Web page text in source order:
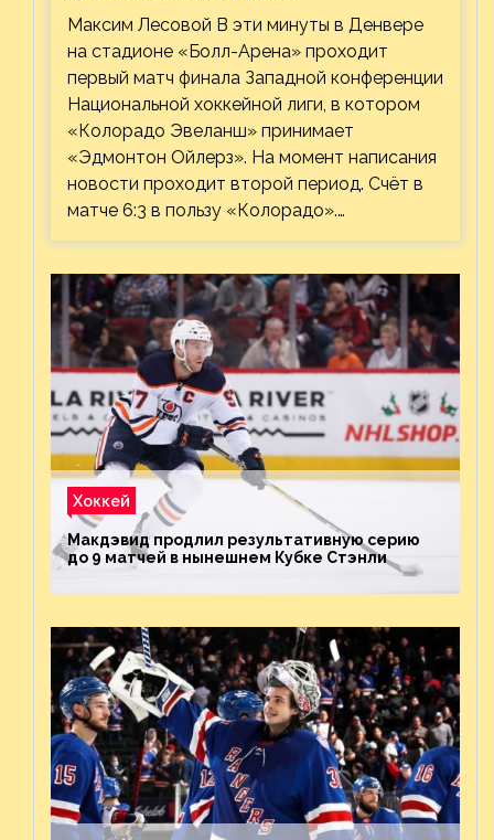
Максим Лесовой В эти минуты в Денвере
на стадионе «Болл-Арена» проходит
первый матч финала Западной конференции
Национальной хоккейной лиги, в котором
«Колорадо Эвеланш» принимает
«Эдмонтон Ойлерз». На момент написания
новости проходит второй период. Счёт в
матче 6:3 в пользу «Колорадо».…
Хоккей
Макдэвид продлил результативную серию
до 9 матчей в нынешнем Кубке Стэнли